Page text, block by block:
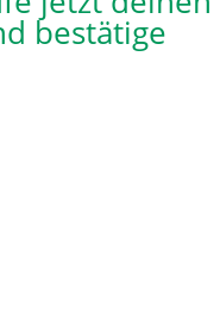
bestätige